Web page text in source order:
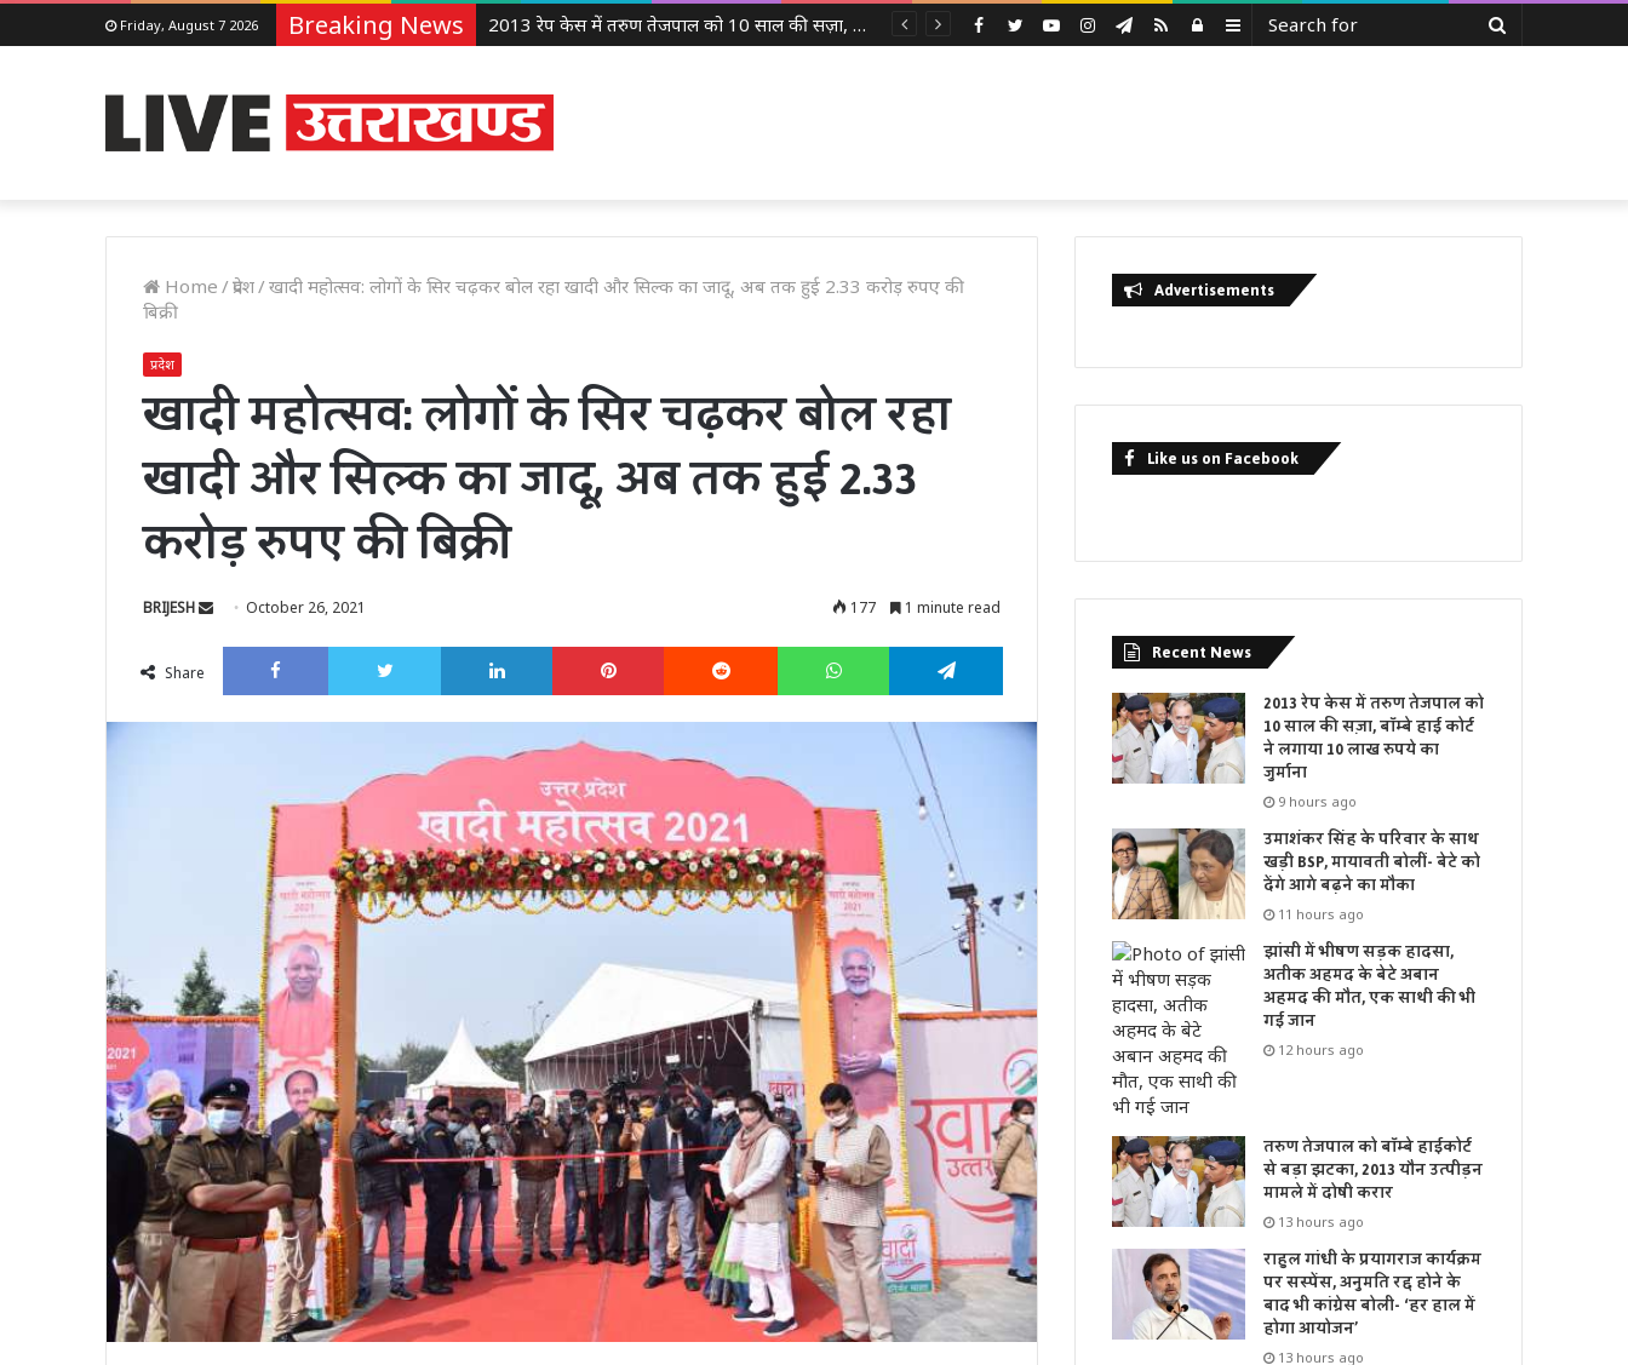
Friday, August 7 2026 Breaking News 2013 रेप केस में तरुण तेजपाल को 10 साल की सज़ा, बॉम्बे हाई कोर्ट ने लगाया 10 लाख रुपये का जुर्माना Sidebar
Log
RSS
Telegram
Instagram
YouTube
Twitter
Facebook
Home /प्रदेश/खादी महोत्सव: लोगों के सिर चढ़कर बोल रहा खादी और सिल्‍क का जादू, अब तक हुई 2.33 करोड़ रुपए की
बिक्री
प्रदेश
खादी महोत्सव: लोगों के सिर चढ़कर बोल रहा
खादी और सिल्‍क का जादू, अब तक हुई 2.33
करोड़ रुपए की बिक्री
BRIJESH
SendOctober 26, 2021 177 1 minute read
Share
Facebook Twitter LinkedIn Pinterest Reddit WhatsApp Telegram
Advertisements
Like us on Facebook
Recent News
2013 रेप केस में तरुण तेजपाल को
10 साल की सज़ा, बॉम्बे हाई कोर्ट
ने लगाया 10 लाख रुपये का
जुर्माना
9 hours ago
उमाशंकर सिंह के परिवार के साथ
खड़ी BSP, मायावती बोलीं- बेटे को
देंगे आगे बढ़ने का मौका
11 hours ago
झांसी में भीषण सड़क हादसा,
अतीक अहमद के बेटे अबान
अहमद की मौत, एक साथी की भी
गई जान
12 hours ago
तरुण तेजपाल को बॉम्बे हाईकोर्ट
से बड़ा झटका, 2013 यौन उत्पीड़न
मामले में दोषी करार
13 hours ago
राहुल गांधी के प्रयागराज कार्यक्रम
पर सस्पेंस, अनुमति रद्द होने के
बाद भी कांग्रेस बोली- ‘हर हाल में
होगा आयोजन’
13 hours ago